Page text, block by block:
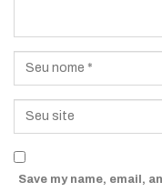
Save my name, email,